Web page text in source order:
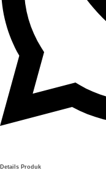
Details Produk